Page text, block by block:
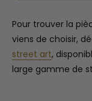
Pour trouver la
viens de choisir,
street art,
large gamme de